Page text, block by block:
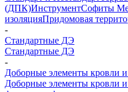
(ДПК)ИнструментСофиты
изоляцияПридомовая
-
Стандартные ДЭ
Стандартные ДЭ
-
Доборные элементы кровли
Доборные элементы кровли